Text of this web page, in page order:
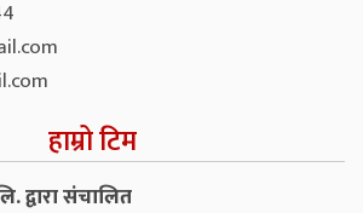
हाम्रो टिम
द्वारा संचालित